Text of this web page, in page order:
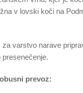
v lovski koči na
za varstvo narave
prevoz: